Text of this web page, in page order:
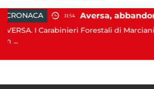
11:54
Forestali di Marcianise